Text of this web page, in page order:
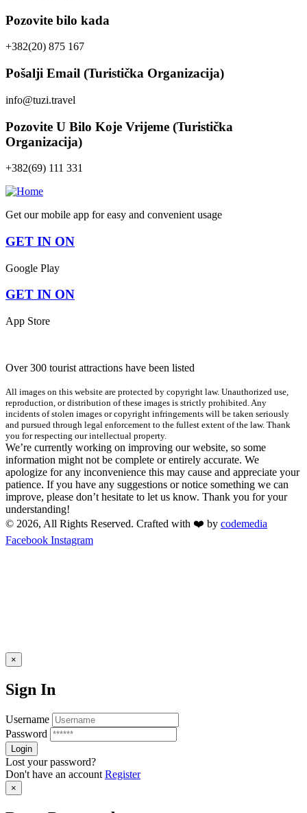
Pozovite bilo kada
+382(20) 875 167
Pošalji Email (Turistička Organizacija)
info@tuzi.travel
Pozovite U Bilo Koje Vrijeme (Turistička
Organizacija)
+382(69) 111 331
Get our mobile app for easy and convenient usage
GET IN ON
Google Play
GET IN ON
App Store
Over 300 tourist attractions have been listed
All images on this website are protected by copyright law. Unauthorized use,
reproduction, or distribution of these images is strictly prohibited. Any
incidents of stolen images or copyright infringements will be taken seriously
and pursued through legal enforcement to the fullest extent of the law. Thank
you for respecting our intellectual property.
We’re currently working on improving our website, so some
information might not be complete or entirely accurate. We
apologize for any inconvenience this may cause and appreciate your
patience. If you have any suggestions or notice something we can
improve, please don’t hesitate to let us know. Thank you for your
understanding!
© 2026, All Rights Reserved. Crafted with ❤️ by codemedia
Facebook Instagram
×
Sign In
Username
Password
Lost your password?
Don't have an account Register
×